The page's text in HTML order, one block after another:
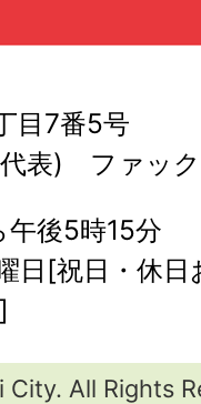
目7番5号
代表) ファッ
後5時15分
日[祝日・休
All Rights